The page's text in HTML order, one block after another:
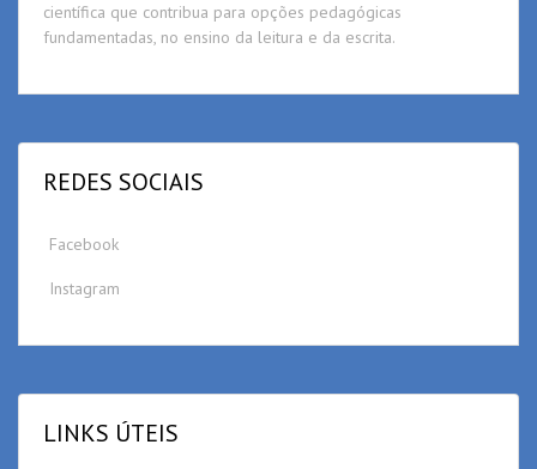
científica que contribua para opções pedagógicas
fundamentadas, no ensino da leitura e da escrita.
REDES SOCIAIS
Facebook
Instagram
LINKS ÚTEIS